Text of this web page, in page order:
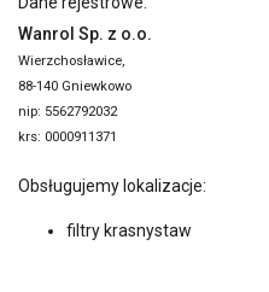
Wanrol Sp. z o.o.
Wierzchosławice,
88-140 Gniewkowo
nip: 5562792032
krs: 0000911371
Obsługujemy lokalizacje:
filtry krasnystaw